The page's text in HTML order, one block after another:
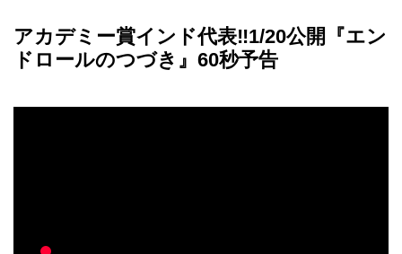
アカデミー賞インド代表‼1/20公開『エン
ドロールのつづき』60秒予告